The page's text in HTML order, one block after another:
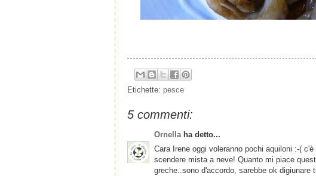
Etichette: pesce
5 commenti:
Ornella ha detto...
Cara Irene oggi voleranno pochi aquiloni :-(
scendere mista a neve! Quanto mi piace
greche..sono d'accordo, sarebbe ok digiunare